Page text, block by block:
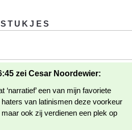
zei Cesar Noordewier:
‘narratief’ een van mijn favoriete
van latinismen deze voorkeur
ook zij verdienen een plek op